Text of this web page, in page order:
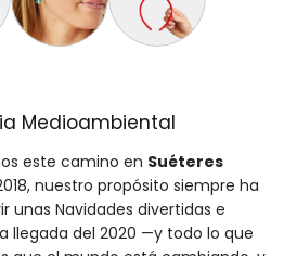
Medioambiental
este camino en Suéteres
nuestro propósito siempre ha
unas Navidades divertidas e
llegada del 2020 —y todo lo que